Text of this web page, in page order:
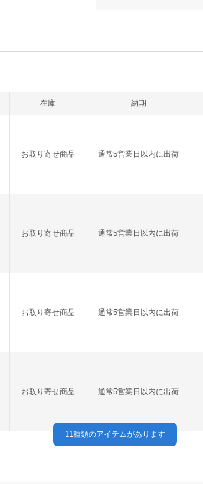
在庫 納期
お取り寄せ商品 通常5営業日以内に出荷
お取り寄せ商品 通常5営業日以内に出荷
お取り寄せ商品 通常5営業日以内に出荷
お取り寄せ商品 通常5営業日以内に出荷
11種類のアイテムがあります